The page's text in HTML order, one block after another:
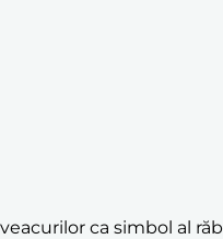
ca simbol al